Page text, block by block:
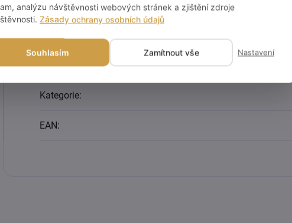
Doplňkové parametry
Kategorie:
EAN:
analýzu návštěvnosti webových stránek a zjištění zdroje
Zásady ochrany osobních údajů
Souhlasím Zamítnout vše Nastavení